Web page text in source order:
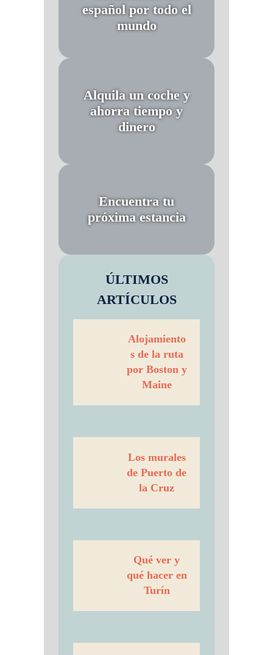
español por todo el
mundo
Alquila un coche y
ahorra tiempo y
dinero
Encuentra tu
próxima estancia
ÚLTIMOS
ARTÍCULOS
Alojamiento
s de la ruta
por Boston y
Maine
Los murales
de Puerto de
la Cruz
Qué ver y
qué hacer en
Turín